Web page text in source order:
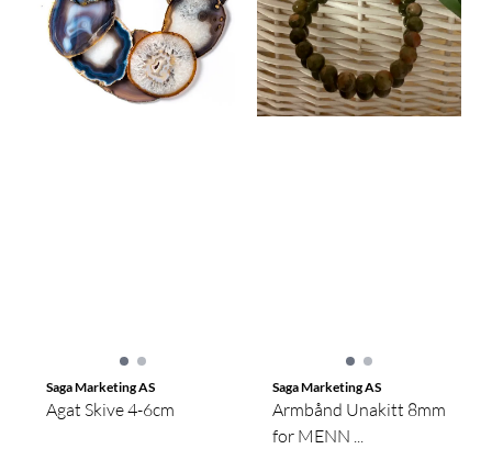
Saga Marketing AS
Agat Skive 4-6cm
Saga Marketing AS
Armbånd Unakitt 8mm
for MENN ...